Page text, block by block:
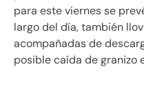
para este viernes se
largo del día, también
acompañadas de
posible caída de granizo